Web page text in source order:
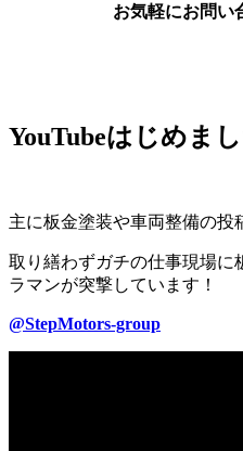
お気軽にお問い
YouTubeはじめまし
主に板金塗装や車両整備の投
取り繕わずガチの仕事現場に
ラマンが突撃しています！
@StepMotors-group